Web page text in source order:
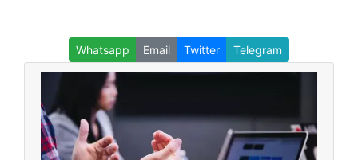
Whatsapp Email Twitter Telegram